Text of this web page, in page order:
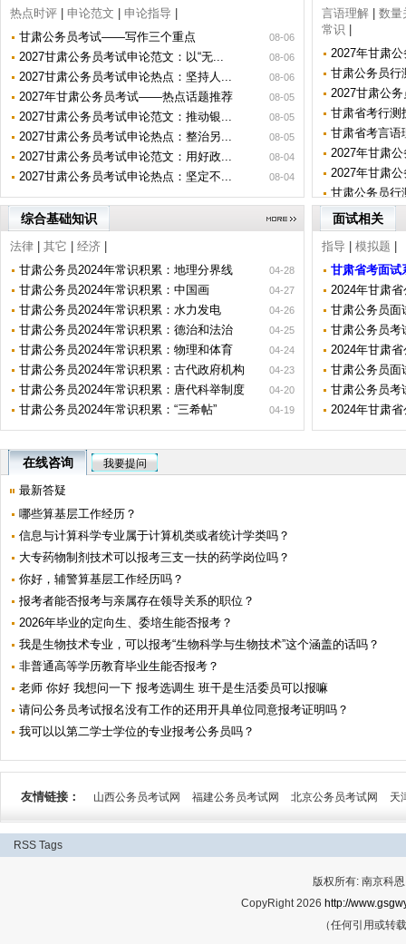
热点时评 申论范文 申论指导
甘肃公务员考试——写作三个重点
08-06
2027甘肃公务员考试申论范文：以“无... 08-06
2027甘肃公务员考试申论热点：坚持人... 08-06
2027年甘肃公务员考试——热点话题推荐 08-05
2027甘肃公务员考试申论范文：推动银... 08-05
2027甘肃公务员考试申论热点：整治另... 08-05
2027甘肃公务员考试申论范文：用好政... 08-04
2027甘肃公务员考试申论热点：坚定不... 08-04
言语理解
数量
常识
2027年甘肃
甘肃公务员行
2027甘肃公
甘肃省考行测
甘肃省考言语
2027年甘肃
2027年甘肃
甘肃公务员行
综合基础知识
法律 其它 经济
甘肃公务员2024年常识积累：地理分界线
04-28
甘肃公务员2024年常识积累：中国画 04-27
甘肃公务员2024年常识积累：水力发电 04-26
甘肃公务员2024年常识积累：德治和法治 04-25
甘肃公务员2024年常识积累：物理和体育 04-24
甘肃公务员2024年常识积累：古代政府机构 04-23
甘肃公务员2024年常识积累：唐代科举制度 04-20
甘肃公务员2024年常识积累：“三希帖” 04-19
面试相关
指导 模拟题
甘肃省考面试
2024年甘肃
甘肃公务员面
甘肃公务员考
2024年甘肃
甘肃公务员面
甘肃公务员考
2024年甘肃
在线咨询 我要提问
最新答疑
哪些算基层工作经历？
信息与计算科学专业属于计算机类或者统计学类吗？
大专药物制剂技术可以报考三支一扶的药学岗位吗？
你好，辅警算基层工作经历吗？
报考者能否报考与亲属存在领导关系的职位？
2026年毕业的定向生、委培生能否报考？
我是生物技术专业，可以报考“生物科学与生物技术”这个涵盖的话吗？
非普通高等学历教育毕业生能否报考？
老师 你好 我想问一下 报考选调生 班干是生活委员可以报嘛
请问公务员考试报名没有工作的还用开具单位同意报考证明吗？
我可以以第二学士学位的专业报考公务员吗？
友情链接： 山西公务员考试网 福建公务员考试网 北京公务员考试网 天
RSS Tags
版权所有: 南京科
CopyRight 2026 http://
（任何引用或转